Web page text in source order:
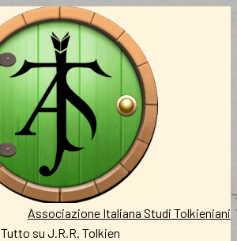
Associazione Italiana Studi Tolkieniani
Tutto su J.R.R. Tolkien